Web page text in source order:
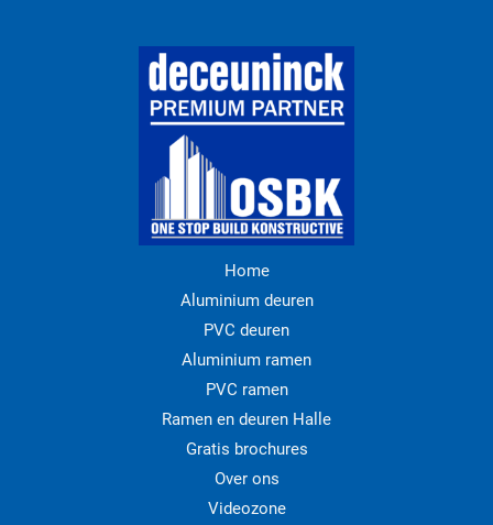
Home
Aluminium deuren
PVC deuren
Aluminium ramen
PVC ramen
Ramen en deuren Halle
Gratis brochures
Over ons
Videozone